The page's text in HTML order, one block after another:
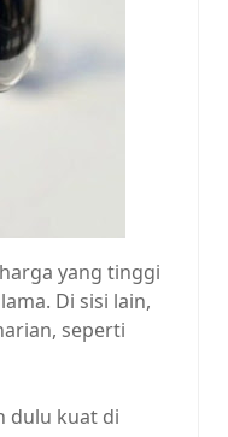
yang tinggi
Di sisi lain,
seperti
dulu kuat di